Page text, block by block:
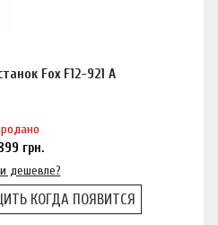
Fox F12-921 A
грн.
дешевле?
КОГДА ПОЯВИТСЯ